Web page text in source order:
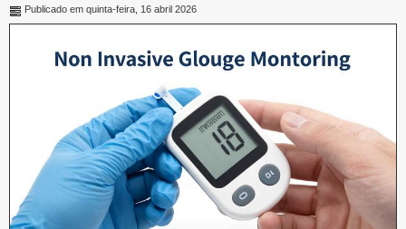
Publicado em quinta-feira, 16 abril 2026